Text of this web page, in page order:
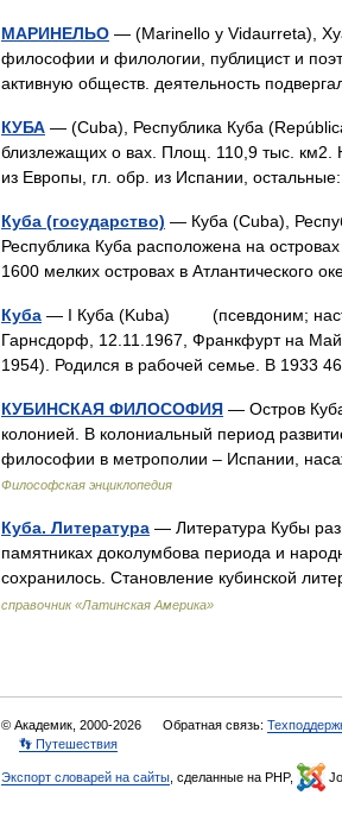
МАРИНЕЛЬО — (Marinello y Vidaurreta),
философии и филологии, публицист и
активную обществ. деятельность
КУБА — (Cuba), Республика Куба
близлежащих о вах. Площ. 110,9 тыс. км2.
из Европы, гл. обр. из Испании,
Куба (государство) — Куба (Cuba),
Республика Куба расположена на
1600 мелких островах в Атлантического
Куба — I Куба (Kuba) (псевдоним;
Гарнсдорф, 12.11.1967, Франкфурт на
1954). Родился в рабочей семье. В 1933
КУБИНСКАЯ ФИЛОСОФИЯ — Остров
колонией. В колониальный период
философии в метрополии – Испании,
Философская энциклопедия
Куба. Литература — Литература Кубы
памятниках доколумбова периода и
сохранилось. Становление кубинской
справочник «Латинская Америка»
© Академик, 2000-2026 Обратная связь:
👣 Путешествия
Экспорт словарей на сайты , сделанные на PHP,